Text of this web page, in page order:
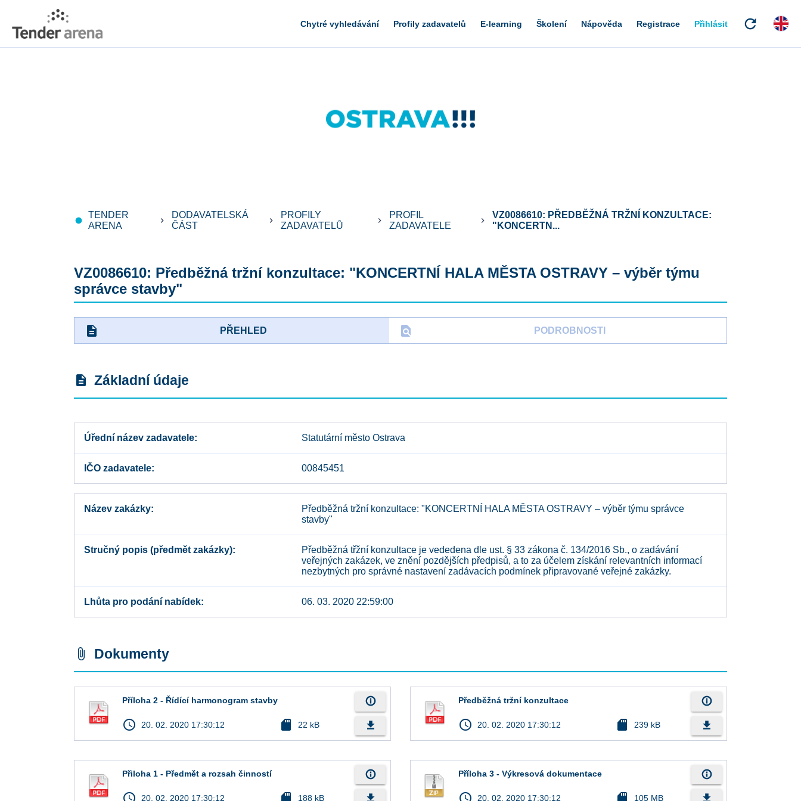
Chytré vyhledávání Profily zadavatelů E-learning Školení Nápověda Registrace Přihlásit refresh
fiber_manual_record
TENDER
ARENA
keyboard_arrow_right
DODAVATELSKÁ
ČÁST
keyboard_arrow_right
PROFILY
ZADAVATELŮ
keyboard_arrow_right
PROFIL
ZADAVATELE
keyboard_arrow_right
VZ0086610: PŘEDBĚŽNÁ TRŽNÍ KONZULTACE:
"KONCERTN...
VZ0086610: Předběžná tržní konzultace: "KONCERTNÍ HALA MĚSTA OSTRAVY – výběr týmu
správce stavby"
description PŘEHLED find_in_page PODROBNOSTI
description Základní údaje
Úřední název zadavatele Statutární město Ostrava
IČO zadavatele 00845451
Název zakázky
Předběžná tržní konzultace: "KONCERTNÍ HALA MĚSTA OSTRAVY – výběr týmu správce
stavby"
Stručný popis (předmět zakázky)
Předběžná třžní konzultace je vededena dle ust. § 33 zákona č. 134/2016 Sb., o zadávání
veřejných zakázek, ve znění pozdějších předpisů, a to za účelem získání relevantních informací
nezbytných pro správné nastavení zadávacích podmínek připravované veřejné zakázky.
Lhůta pro podání nabídek 06. 03. 2020 22:59:00
attach_file Dokumenty
Příloha 2 - Řídící harmonogram stavby
access_time 20. 02. 2020 17:30:12 sd_card 22 kB
info_outline
file_download
Předběžná tržní konzultace
access_time 20. 02. 2020 17:30:12 sd_card 239 kB
info_outline
file_download
Přiloha 1 - Předmět a rozsah činností
access_time 20. 02. 2020 17:30:12 sd_card 188 kB
info_outline
file_download
Příloha 3 - Výkresová dokumentace
access_time 20. 02. 2020 17:30:12 sd_card 105 MB
info_outline
file_download